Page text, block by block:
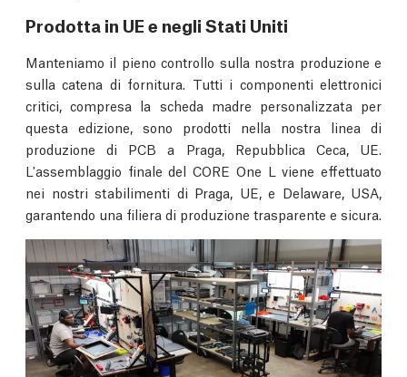
Prodotta in UE e negli Stati Uniti
Manteniamo il pieno controllo sulla nostra produzione e
sulla catena di fornitura. Tutti i componenti elettronici
critici, compresa la scheda madre personalizzata per
questa edizione, sono prodotti nella nostra linea di
produzione di PCB a Praga, Repubblica Ceca, UE.
L'assemblaggio finale del CORE One L viene effettuato
nei nostri stabilimenti di Praga, UE, e Delaware, USA,
garantendo una filiera di produzione trasparente e sicura.